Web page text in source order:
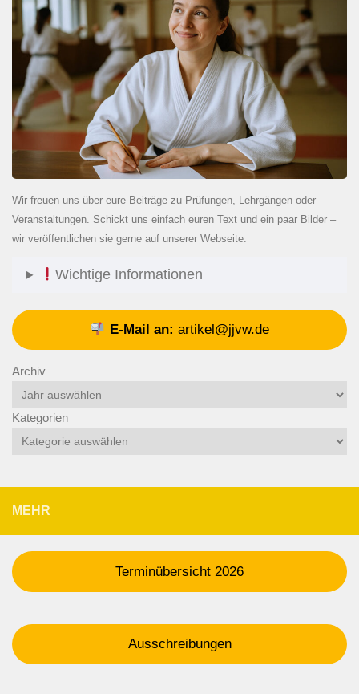
Wir freuen uns über eure Beiträge zu Prüfungen, Lehrgängen oder
Veranstaltungen. Schickt uns einfach euren Text und ein paar Bilder –
wir veröffentlichen sie gerne auf unserer Webseite.
Wichtige Informationen
E-Mail an: artikel@jjvw.de
Archiv
Kategorien
MEHR
Terminübersicht 2026
Ausschreibungen